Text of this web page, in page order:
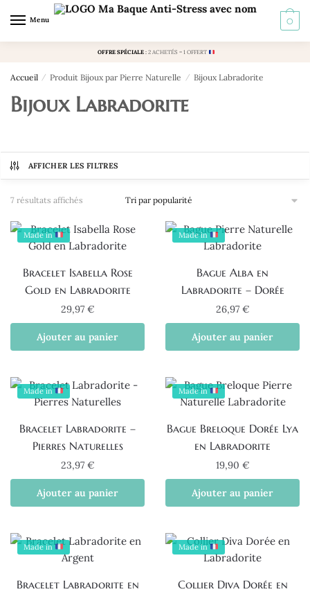
navigation
content
Menu 0
OFFRE SPÉCIALE:2 ACHETÉS = 1 OFFERT
Accueil / Produit Bijoux par Pierre Naturelle / Bijoux Labradorite
Bijoux Labradorite
AFFICHER LES FILTRES
7 résultats affichés
popularité
Made in
Bracelet Isabella Rose
Gold en Labradorite
29,97€
Ajouter au panier
Made in
Bague Alba en
Labradorite – Dorée
26,97€
Ajouter au panier
Made in
Bracelet Labradorite –
Pierres Naturelles
23,97€
Ajouter au panier
Made in
Bague Breloque Dorée Lya
en Labradorite
19,90 €
Ajouter au panier
Made in
Bracelet Labradorite en
Made in
Collier Diva Dorée en